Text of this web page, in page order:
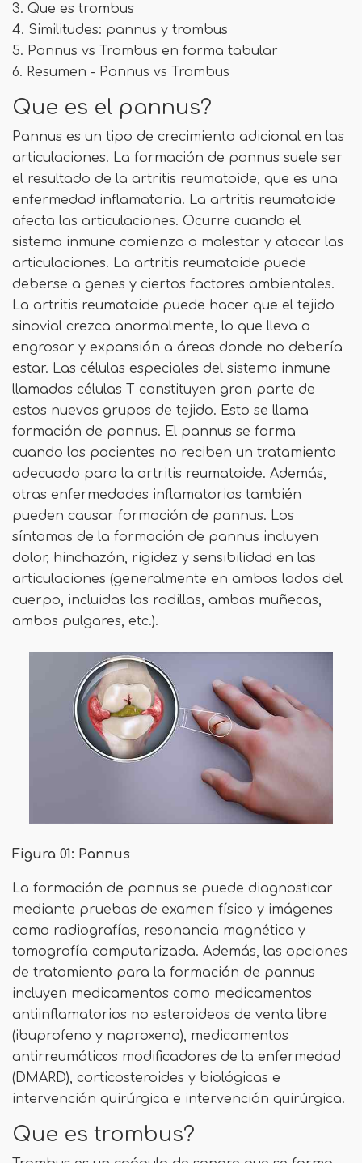
3. Que es trombus
4. Similitudes: pannus y trombus
5. Pannus vs Trombus en forma tabular
6. Resumen - Pannus vs Trombus
Que es el pannus?
Pannus es un tipo de crecimiento adicional en las
articulaciones. La formación de pannus suele ser
el resultado de la artritis reumatoide, que es una
enfermedad inflamatoria. La artritis reumatoide
afecta las articulaciones. Ocurre cuando el
sistema inmune comienza a malestar y atacar las
articulaciones. La artritis reumatoide puede
deberse a genes y ciertos factores ambientales.
La artritis reumatoide puede hacer que el tejido
sinovial crezca anormalmente, lo que lleva a
engrosar y expansión a áreas donde no debería
estar. Las células especiales del sistema inmune
llamadas células T constituyen gran parte de
estos nuevos grupos de tejido. Esto se llama
formación de pannus. El pannus se forma
cuando los pacientes no reciben un tratamiento
adecuado para la artritis reumatoide. Además,
otras enfermedades inflamatorias también
pueden causar formación de pannus. Los
síntomas de la formación de pannus incluyen
dolor, hinchazón, rigidez y sensibilidad en las
articulaciones (generalmente en ambos lados del
cuerpo, incluidas las rodillas, ambas muñecas,
ambos pulgares, etc.).
Figura 01: Pannus
La formación de pannus se puede diagnosticar
mediante pruebas de examen físico y imágenes
como radiografías, resonancia magnética y
tomografía computarizada. Además, las opciones
de tratamiento para la formación de pannus
incluyen medicamentos como medicamentos
antiinflamatorios no esteroideos de venta libre
(ibuprofeno y naproxeno), medicamentos
antirreumáticos modificadores de la enfermedad
(DMARD), corticosteroides y biológicas e
intervención quirúrgica e intervención quirúrgica.
Que es trombus?